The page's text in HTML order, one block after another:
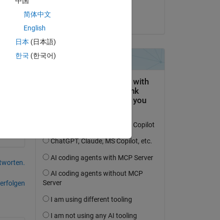
am 2 Feb. 2021
简体中文
English
日本 (日本語)
한국 (한국어)